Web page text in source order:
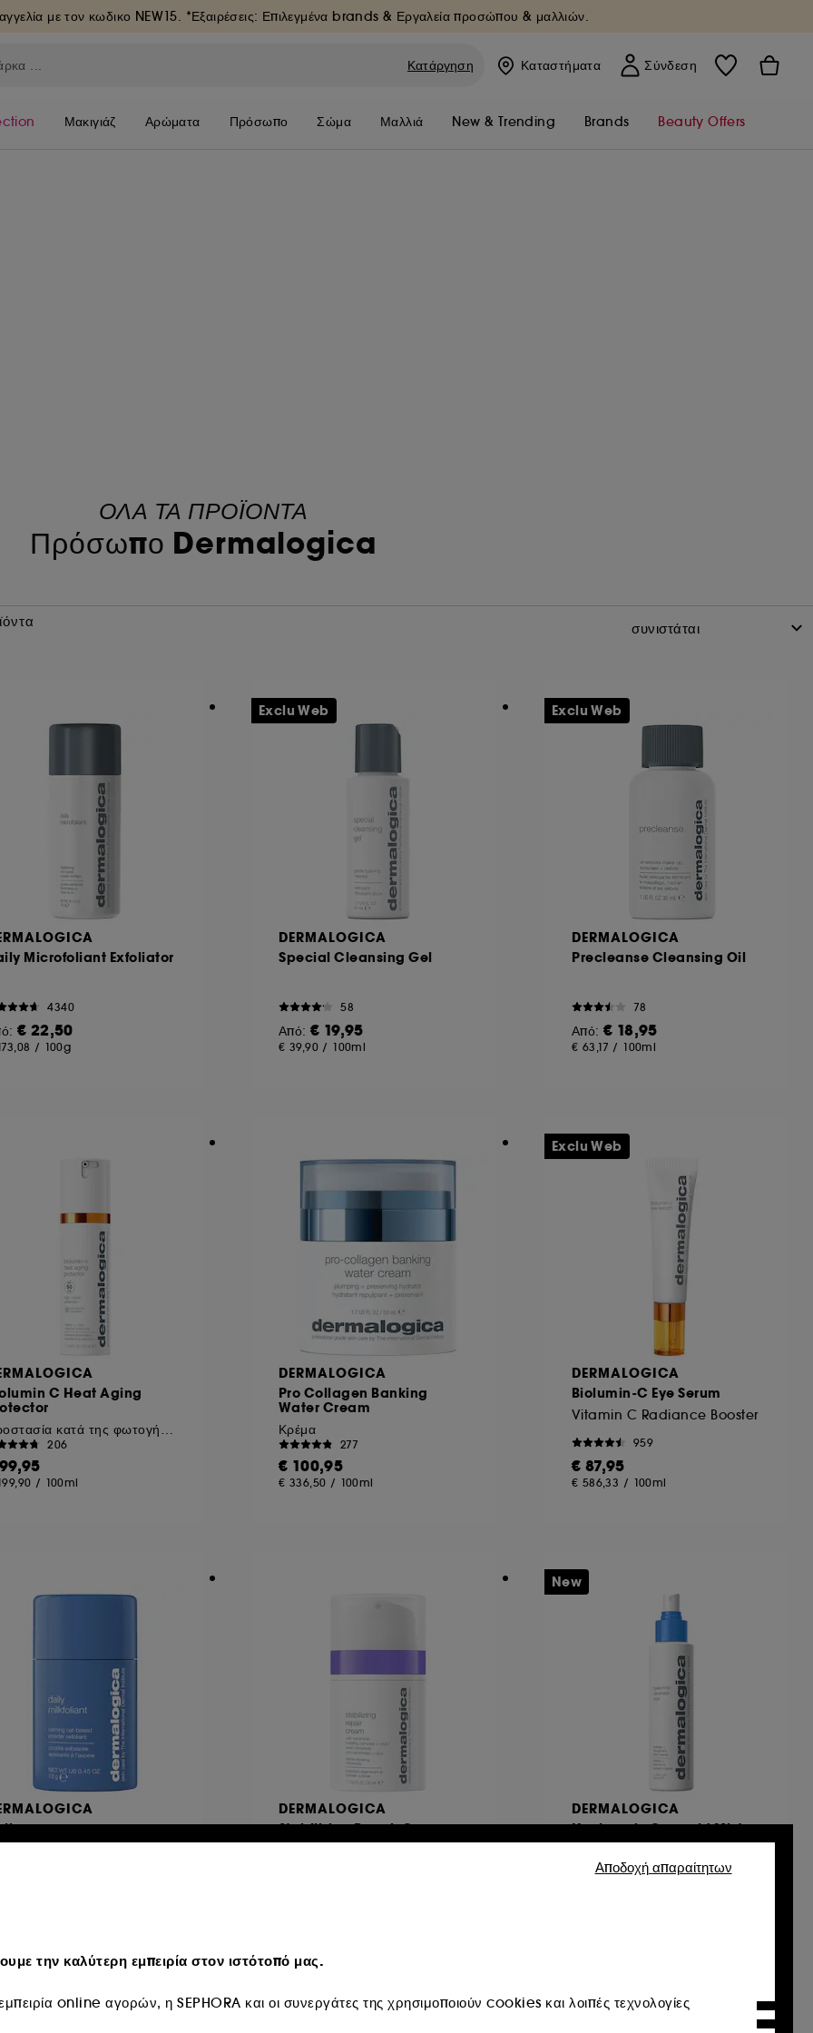
με τον κωδικο NEW15. *Εξαιρέσεις: Επιλεγμένα brands & Εργαλεία προσώπου & μαλλιών.
Κατάργηση Καταστήματα Σύνδεση
Μακιγιάζ Αρώματα Πρόσωπο Σώμα Μαλλιά New & Trending Brands Beauty Offers
ΟΛΑ ΤΑ ΠΡΟΪΟΝΤΑ
Πρόσωπο Dermalogica
Microfoliant Exfoliator
4340
€ 22,50
/ 100g
DERMALOGICA
Special Cleansing Gel
58
Από: € 19,95
€ 39,90 / 100ml
Exclu Web
DERMALOGICA
Precleanse Cleansing Oil
78
Από: € 18,95
€ 63,17 / 100ml
Exclu Web
C Heat Aging
Προστασία κατά της φωτογήρανσης SPF50
206
/ 100ml
DERMALOGICA
Pro Collagen Banking
Water Cream
Κρέμα
277
€ 100,95
€ 336,50 / 100ml
DERMALOGICA
Biolumin-C Eye Serum
Vitamin C Radiance Booster
959
€ 87,95
€ 586,33 / 100ml
Exclu Web
DERMALOGICA
Stabilizing Repair Cream
DERMALOGICA
Hyaluronic Ceramid Mist
65
New
την καλύτερη εμπειρία στον ιστότοπό μας.
online αγορών, η SEPHORA και οι συνεργάτες της χρησιμοποιούν cookies και λοιπές τεχνολογίες
Αποδοχή απαραίτητων